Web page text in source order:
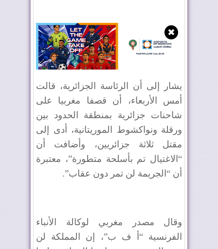
✖
يشار إلى أن الرئاسة الجزائرية، قالت
أمس الأربعاء، أن قصفا مغربيا على
شاحنات جزائرية بمنطقة الحدود بين
ورقلة ونواكشوط الموريتانية، أدى إلى
مقتل ثلاثة جزائريين، وأضافت أن
“الاغتيال تم بأسلحة متطورة”، معتبرة
أن “الجريمة لن تمر دون عقاب”.
وقال مصدر مغربي لوكالة الأنباء
الفرنسية “أ ف ب”، إن المملكة لن